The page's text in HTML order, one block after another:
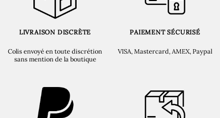
LIVRAISON DISCRÈTE
Colis envoyé en toute discrétion
sans mention de la boutique
PAIEMENT SÉCURISÉ
VISA, Mastercard, AMEX, Paypal